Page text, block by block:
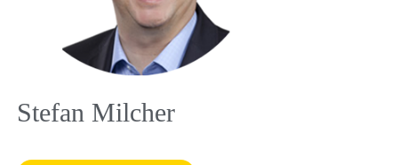
Stefan Milcher